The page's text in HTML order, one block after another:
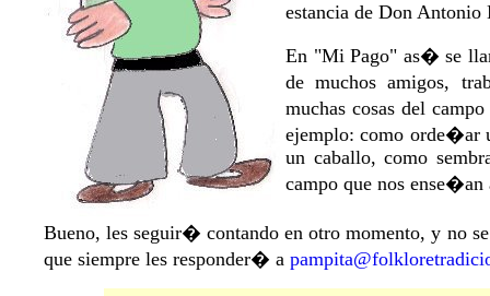
estancia de Don Antonio
En "Mi Pago" as� se
de muchos amigos,
muchas cosas del
ejemplo: como orde�ar
un caballo, como
campo que nos ense�an
Bueno, les seguir� contando en otro momento, y no
que siempre les responder� a